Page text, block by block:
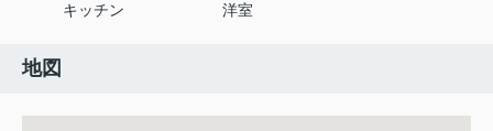
キッチン 洋室
地図